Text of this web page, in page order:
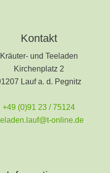
Kontakt
Kräuter- und Teeladen
Kirchenplatz 2
Lauf a. d. Pegnitz
+49 (0)91 23 / 75124
online.de